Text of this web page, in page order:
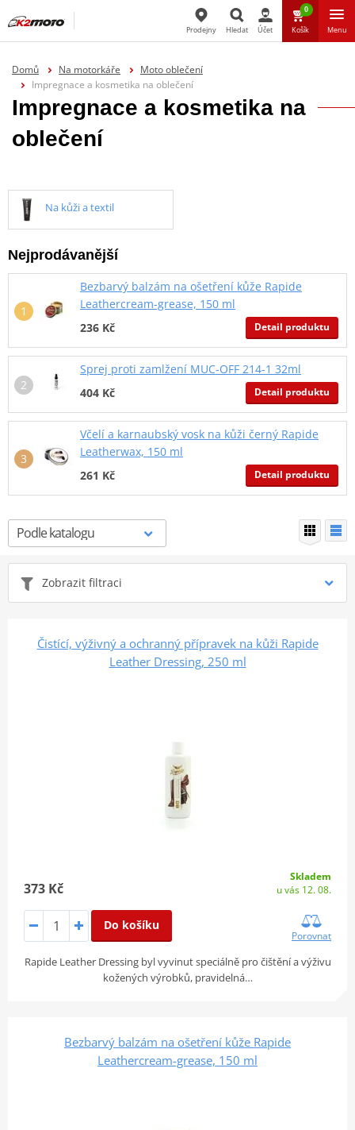
Prodejny Hledat Účet
0
Košík Menu
Domů Na motorkáře
Moto oblečení
Impregnace a kosmetika na oblečení
Impregnace a kosmetika na
oblečení
Na kůži a textil
Nejprodávanější
Bezbarvý balzám na ošetření kůže Rapide
Leathercream-grease, 150 ml
236 Kč
Detail produktu
Sprej proti zamlžení MUC-OFF 214-1 32ml
404 Kč
Detail produktu
Včelí a karnaubský vosk na kůži černý Rapide
Leatherwax, 150 ml
261 Kč
Detail produktu
Zobrazit filtraci
Čistící, výživný a ochranný přípravek na kůži Rapide
Leather Dressing, 250 ml
373 Kč
Skladem
u vás 12. 08.
Do košíku
Porovnat
Rapide Leather Dressing byl vyvinut speciálně pro čištění a výživu
kožených výrobků, pravidelná…
Bezbarvý balzám na ošetření kůže Rapide
Leathercream-grease, 150 ml